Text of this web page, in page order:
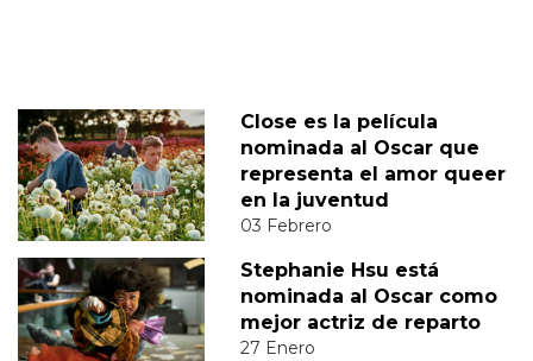
Close es la película
nominada al Oscar que
representa el amor queer
en la juventud
03 Febrero
Stephanie Hsu está
nominada al Oscar como
mejor actriz de reparto
27 Enero